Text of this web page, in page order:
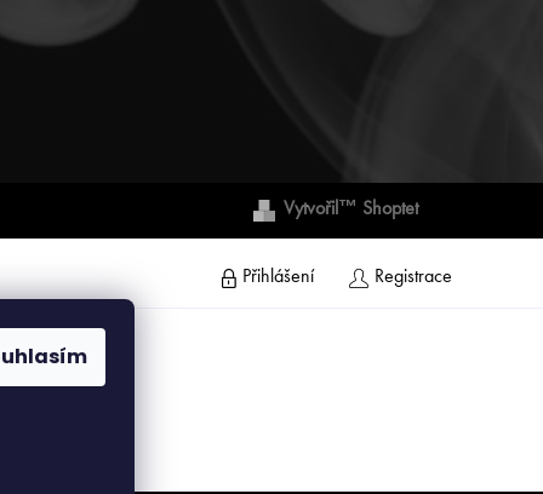
Vytvořil™ Shoptet
Přihlášení Registrace